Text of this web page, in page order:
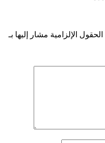
الحقول الإلزامية مشار إليها بـ